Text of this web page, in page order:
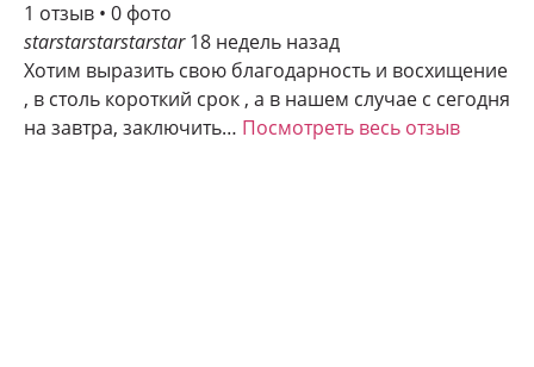
1 отзыв • 0 фото
starstarstarstarstar 18 недель назад
Хотим выразить свою благодарность и восхищение
, в столь короткий срок , а в нашем случае с сегодня
на завтра, заключить… Посмотреть весь отзыв